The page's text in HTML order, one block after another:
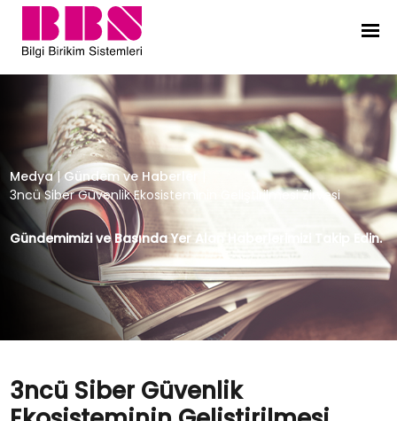
3ncü Siber Güvenlik
Medya | Gündem ve Haberler
3ncü Siber Güvenlik Ekosisteminin Geliştirilmesi Zirvesi
Gündemimizi ve Basında Yer Alan Haberlerimizi Takip Edin.
3ncü Siber Güvenlik